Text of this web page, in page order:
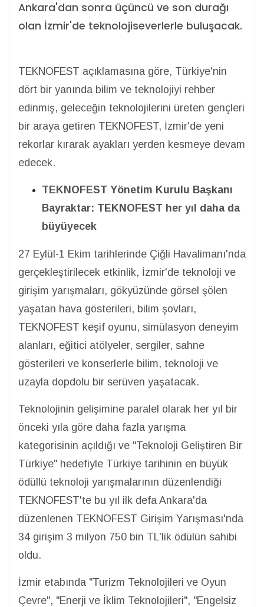
Ankara'dan sonra üçüncü ve son durağı
olan İzmir'de teknolojiseverlerle buluşacak.
TEKNOFEST açıklamasına göre, Türkiye'nin
dört bir yanında bilim ve teknolojiyi rehber
edinmiş, geleceğin teknolojilerini üreten gençleri
bir araya getiren TEKNOFEST, İzmir'de yeni
rekorlar kırarak ayakları yerden kesmeye devam
edecek.
TEKNOFEST Yönetim Kurulu Başkanı
Bayraktar: TEKNOFEST her yıl daha da
büyüyecek
27 Eylül-1 Ekim tarihlerinde Çiğli Havalimanı'nda
gerçekleştirilecek etkinlik, İzmir'de teknoloji ve
girişim yarışmaları, gökyüzünde görsel şölen
yaşatan hava gösterileri, bilim şovları,
TEKNOFEST keşif oyunu, simülasyon deneyim
alanları, eğitici atölyeler, sergiler, sahne
gösterileri ve konserlerle bilim, teknoloji ve
uzayla dopdolu bir serüven yaşatacak.
Teknolojinin gelişimine paralel olarak her yıl bir
önceki yıla göre daha fazla yarışma
kategorisinin açıldığı ve "Teknoloji Geliştiren Bir
Türkiye" hedefiyle Türkiye tarihinin en büyük
ödüllü teknoloji yarışmalarının düzenlendiği
TEKNOFEST'te bu yıl ilk defa Ankara'da
düzenlenen TEKNOFEST Girişim Yarışması'nda
34 girişim 3 milyon 750 bin TL'lik ödülün sahibi
oldu.
İzmir etabında "Turizm Teknolojileri ve Oyun
Çevre", "Enerji ve İklim Teknolojileri", "Engelsiz